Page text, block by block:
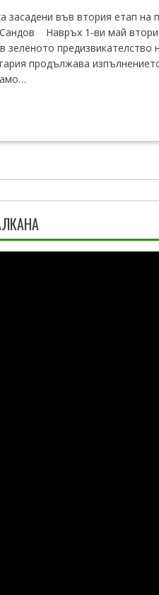
засадени във втория етап на
Навръх 1-ви май
зеленото
продължава